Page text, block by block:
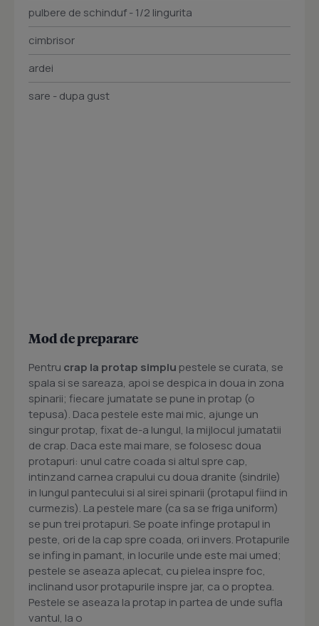
pulbere de schinduf - 1/2 lingurita
cimbrisor
ardei
sare - dupa gust
Mod de preparare
Pentru crap la protap simplu pestele se curata, se
spala si se sareaza, apoi se despica in doua in zona
spinarii; fiecare jumatate se pune in protap (o
tepusa). Daca pestele este mai mic, ajunge un
singur protap, fixat de-a lungul, la mijlocul jumatatii
de crap. Daca este mai mare, se folosesc doua
protapuri: unul catre coada si altul spre cap,
intinzand carnea crapului cu doua dranite (sindrile)
in lungul pantecului si al sirei spinarii (protapul fiind in
curmezis). La pestele mare (ca sa se friga uniform)
se pun trei protapuri. Se poate infinge protapul in
peste, ori de la cap spre coada, ori invers. Protapurile
se infing in pamant, in locurile unde este mai umed;
pestele se aseaza aplecat, cu pielea inspre foc,
inclinand usor protapurile inspre jar, ca o proptea.
Pestele se aseaza la protap in partea de unde sufla
vantul, la o